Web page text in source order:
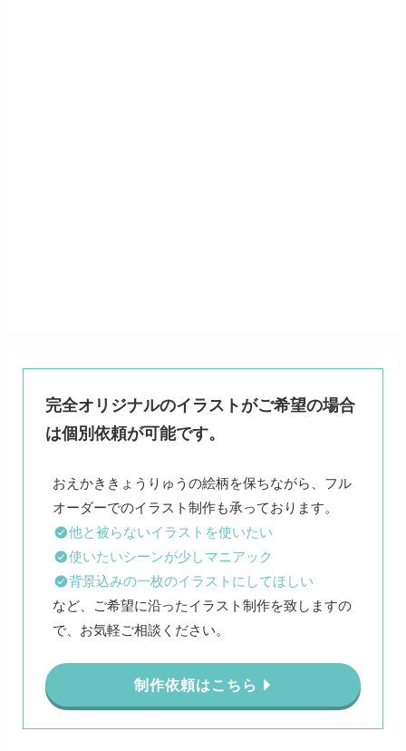
完全オリジナルのイラストがご希望の場合
は個別依頼が可能です。
おえかききょうりゅうの絵柄を保ちながら、フル
他と被らないイラストを使いたい
使いたいシーンが少しマニアック
背景込みの一枚のイラストにしてほしい
など、ご希望に沿ったイラスト制作を致しますの
で、お気軽ご相談ください。
制作依頼はこちら